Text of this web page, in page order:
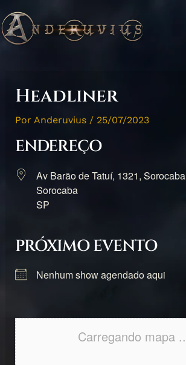
para
Headliner
Por Anderuvius / 25/07/2023
ENDEREÇO
Av Barão de Tatuí, 1321, Sorocaba
Sorocaba
SP
PRÓXIMO EVENTO
Nenhum show agendado aqui
Carregando mapa
para
cima